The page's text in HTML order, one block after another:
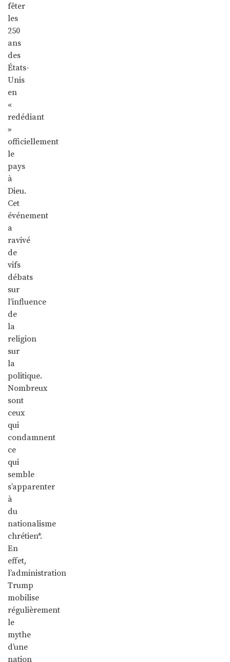
fêter
les
250
ans
des
États-
Unis
en
«
redédiant
»
officiellement
le
pays
à
Dieu.
Cet
événement
a
ravivé
de
vifs
débats
sur
l’influence
de
la
religion
sur
la
politique.
Nombreux
sont
ceux
qui
condamnent
ce
qui
semble
s’apparenter
à
du
nationalisme
chrétien*.
En
effet,
l’administration
Trump
mobilise
régulièrement
le
mythe
d’une
nation